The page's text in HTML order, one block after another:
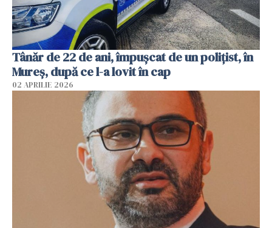
Tânăr de 22 de ani, împușcat de un polițist, în
Mureș, după ce l-a lovit în cap
02 APRILIE 2026